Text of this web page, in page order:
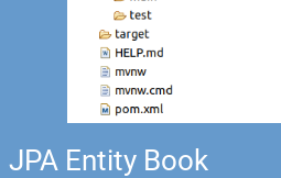
JPA Entity Book